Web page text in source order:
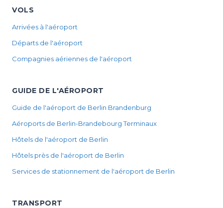
VOLS
Arrivées à l'aéroport
Départs de l'aéroport
Compagnies aériennes de l'aéroport
GUIDE DE L'AÉROPORT
Guide de l'aéroport de Berlin Brandenburg
Aéroports de Berlin-Brandebourg Terminaux
Hôtels de l'aéroport de Berlin
Hôtels près de l'aéroport de Berlin
Services de stationnement de l'aéroport de Berlin
TRANSPORT